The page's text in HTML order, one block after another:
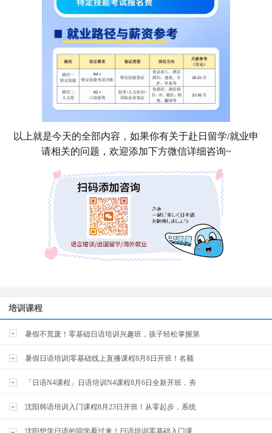
以上就是今天的全部内容，如果你有关于赴日留学/就业申
请相关的问题，欢迎添加下方微信详细咨询~
培训课程
暑假不荒废！零基础日语培训兴趣班，孩子轻松掌握第
暑假日语培训|零基础线上直播课程8月8日开班！名额
「日语N4课程」日语培训N4课程8月6日全新开班，夯
沈阳韩语培训入门课程8月23日开班！从零起步，系统
沈阳想学日语的同学看过来！日语培训零基础入门课